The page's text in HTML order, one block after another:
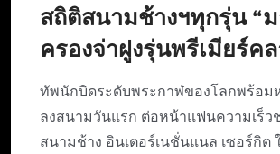
สถิติสนามช้างฯทุกรุ่น “ม
ครองจ่าฝูงรุ่นพรีเมียร์ค
ทัพนักบิดระดับพระกาฬของโลกพร้อม
ลงสนามวันแรก ต่อหน้าแฟนความเร็ว
สนามช้าง อินเตอร์เนชั่นแนล เซอร์กิต